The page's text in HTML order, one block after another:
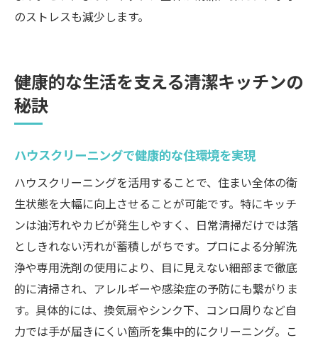
のストレスも減少します。
健康的な生活を支える清潔キッチンの
秘訣
ハウスクリーニングで健康的な住環境を実現
ハウスクリーニングを活用することで、住まい全体の衛
生状態を大幅に向上させることが可能です。特にキッチ
ンは油汚れやカビが発生しやすく、日常清掃だけでは落
としきれない汚れが蓄積しがちです。プロによる分解洗
浄や専用洗剤の使用により、目に見えない細部まで徹底
的に清掃され、アレルギーや感染症の予防にも繋がりま
す。具体的には、換気扇やシンク下、コンロ周りなど自
力では手が届きにくい箇所を集中的にクリーニング。こ